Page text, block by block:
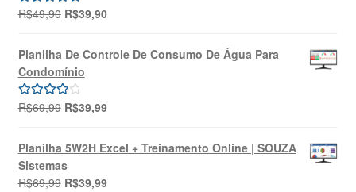
Avaliação
R$49,90 O
original
era:
R$49,90.
R$39,90O
atual
é:
Planilha De Controle De Consumo De Água Para
Condomínio
Avaliação
R$69,99 O
original
era:
R$69,99.
R$39,99O
atual
é:
R$39,99.
Planilha 5W2H Excel + Treinamento Online | SOUZA
Sistemas
R$69,99 O
R$39,99O